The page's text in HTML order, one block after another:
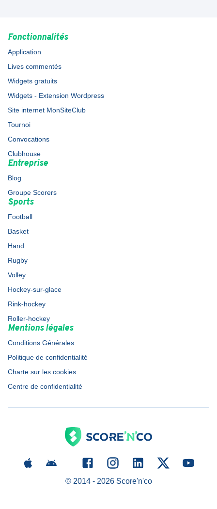
Fonctionnalités
Application
Lives commentés
Widgets gratuits
Widgets - Extension Wordpress
Site internet MonSiteClub
Tournoi
Convocations
Clubhouse
Entreprise
Blog
Groupe Scorers
Sports
Football
Basket
Hand
Rugby
Volley
Hockey-sur-glace
Rink-hockey
Roller-hockey
Mentions légales
Conditions Générales
Politique de confidentialité
Charte sur les cookies
Centre de confidentialité
© 2014 - 2026Score'n'co